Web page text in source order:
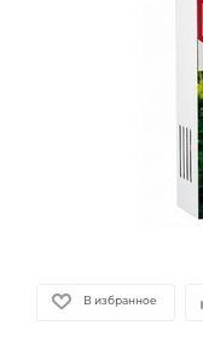
В избранное